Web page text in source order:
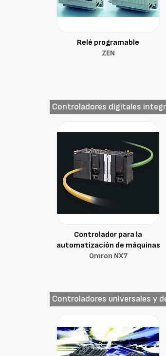
Relé programable
ZEN
Controladores digitales
Controlador para la
automatización de máquinas
Omron NX7
Controladores universales y